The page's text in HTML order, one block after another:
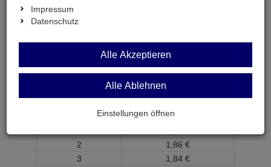
6LR61LL-BP1
LongLife Alkaline-Batterie 9V E-Block
ab Menge
Preis je Stück
2
1, 86 €
3
1, 84 €
Impressum
Datenschutz
Alle Akzeptieren
Alle Ablehnen
Einstellungen öffnen